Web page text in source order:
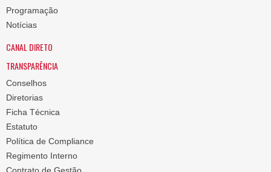
Programação
Notícias
CANAL DIRETO
TRANSPARÊNCIA
Conselhos
Diretorias
Ficha Técnica
Estatuto
Política de Compliance
Regimento Interno